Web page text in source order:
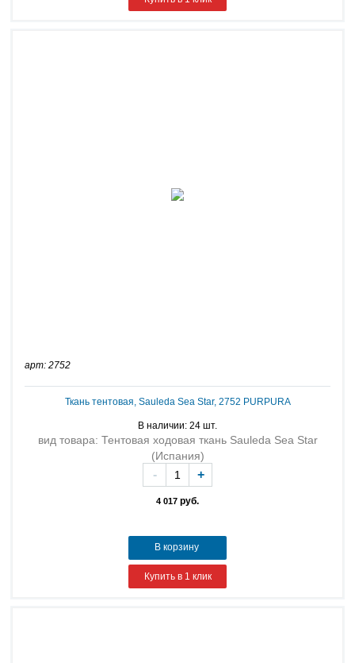
арт: 2752
Ткань тентовая, Sauleda Sea Star, 2752 PURPURA
В наличии: 24 шт.
вид товара: Тентовая ходовая ткань Sauleda Sea Star
(Испания)
4 017 руб.
- +
В корзину
Купить в 1 клик